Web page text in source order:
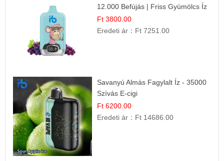
12.000 Befújás | Friss Gyümölcs Íz
Ft 3800.00
Eredeti ár： Ft 7251.00
Savanyú Almás Fagylalt Íz - 35000
Szívás E-cigi
Ft 6200.00
Eredeti ár： Ft 14686.00